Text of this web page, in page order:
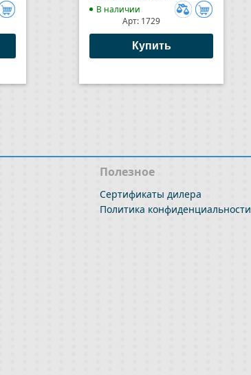
сравнению
В наличии
Арт: 1729
Купить
Полезное
Сертификаты дилера
Политика конфиденциальности